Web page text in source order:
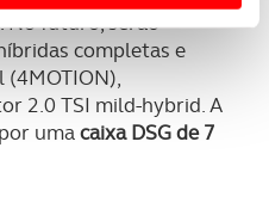
para lhe proporcionar
bem como para
no nosso website.
relativa à sua
No futuro, serão
completas e
2.0 TSI mild-hybrid. A
umacaixa DSG de 7